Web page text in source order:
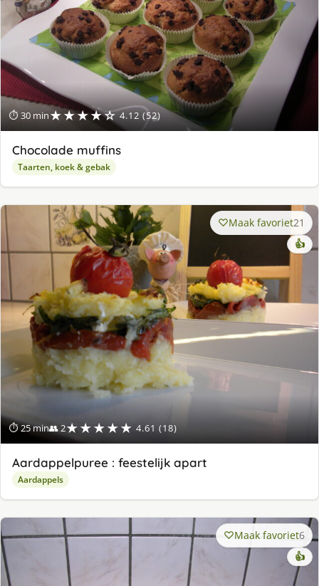
⏱ 30 min★★★★☆ 4.12 (52)
Chocolade muffins
Taarten, koek & gebak
⏱ 25 min👥 2★★★★★ 4.61 (18)
Maak favoriet21
👍
Aardappelpuree : feestelijk apart
Aardappels
Maak favoriet6
👍